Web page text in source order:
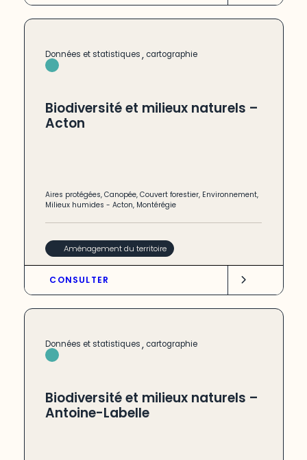
Données et statistiques, cartographie
Biodiversité et milieux naturels –
Acton
Aires protégées,Canopée,Couvert forestier, Environnement,
Milieux humides -Acton, Montérégie
Aménagement du territoire
CONSULTER
Données et statistiques, cartographie
Biodiversité et milieux naturels –
Antoine-Labelle